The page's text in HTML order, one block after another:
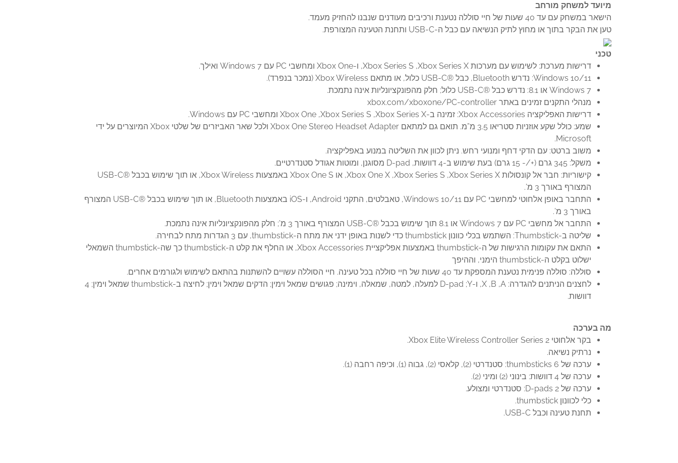
מיועד למשחק מורחב
הישאר במשחק עם עד 40 שעות של חיי סוללה נטענת ורכיבים מעודנים שנבנו להחזיק מעמד.
טען את הבקר בתוך או מחוץ לתיק הנשיאה עם כבל ה-USB-C ותחנת הטעינה המצורפת.
טכני
דרישות מערכת: לשימוש עם מערכות Xbox Series X‏, Xbox Series S‏, ו-Xbox One ומחשבי PC עם Windows 7 ואילך.
Windows 10/11: נדרש Bluetooth, כבל USB-C®‎ כלול, או מתאם Xbox Wireless (נמכר בנפרד).
Windows 7 או 8.1: נדרש כבל USB-C®‎ כלול; חלק מהפונקציונליות אינה נתמכת.
מנהלי התקנים זמינים באתר xbox.com/xboxone/PC-controller
דרישות האפליקציה Xbox Accessories: זמינה ב-Xbox Series X‏, Xbox Series S‏, Xbox One‏ ומחשבי PC עם Windows.
שמע: כולל שקע אוזניות סטריאו 3.5 מ”מ. תואם גם למתאם Xbox One Stereo Headset Adapter ולכל שאר האביזרים של שלטי Xbox המיוצרים על ידי
Microsoft.
משוב ברטט: עם הדקי דחף ומנועי רחש. ניתן לכוון את השליטה במנוע באפליקציה.
משקל: 345 גרם (+/- 15 גרם) בעת שימוש ב-4 דוושות, D-pad מסוגנן, ומוטות אגודל סטנדרטיים.
קישוריות: חבר אל קונסולות Xbox Series X‏, Xbox Series S‏, Xbox One X, או Xbox One S באמצעות Xbox Wireless, או תוך שימוש בכבל USB-C®‎
המצורף באורך 3 מ’.
התחבר באופן אלחוטי למחשבי PC עם Windows 10/11, טאבלטים, התקני Android, ו-iOS באמצעות Bluetooth, או תוך שימוש בכבל USB-C®‎ המצורף
באורך 3 מ’.
התחבר אל מחשבי PC עם Windows 7 או 8.1 תוך שימוש בכבל USB-C®‎ המצורף באורך 3 מ’; חלק מהפונקציונליות אינה נתמכת.
שליטה ב-Thumbstick: השתמש בכלי כוונון thumbstick כדי לשנות באופן ידני את מתח ה-thumbstick, עם 3 הגדרות מתח לבחירה.
התאם את עקומות הרגישות של ה-thumbstick באמצעות אפליקציית Xbox Accessories, או החלף את קלט ה-thumbstick כך שה-thumbstick השמאלי
ישלוט בקלט ה-thumbstick הימני, וההיפך
סוללה: סוללה פנימית נטענת המספקת עד 40 שעות של חיי סוללה בכל טעינה. חיי הסוללה עשויים להשתנות בהתאם לשימוש ולגורמים אחרים.
לחצנים הניתנים להגדרה: A‏, B‏, X, ו-Y‏; D-pad למעלה, למטה, שמאלה, וימינה; פגושים שמאל וימין; הדקים שמאל וימין; לחיצה ב-thumbstick שמאל וימין; 4
דוושות.
מה בערכה
בקר אלחוטי Xbox Elite Wireless Controller Series 2.
נרתיק נשיאה.
ערכה של 6 thumbsticks‏: סטנדרטי (2), קלאסי (2), גבוה (1), וכיפה רחבה (1).
ערכה של 4 דוושות: בינוני (2) ומיני (2).
ערכה של 2 D-pads‏: סטנדרטי ומצולע.
כלי לכוונון thumbstick.
תחנת טעינה וכבל USB-C.